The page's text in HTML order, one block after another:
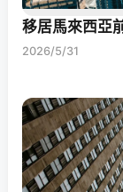
移居馬來西亞
2026/5/31